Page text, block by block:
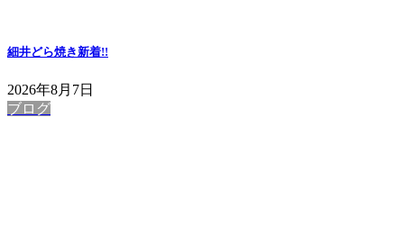
細井どら焼き新着!!
2026年8月7日
ブログ